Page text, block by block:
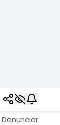
Denunciar